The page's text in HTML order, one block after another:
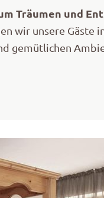
Träumen und
wir unsere Gäste
gemütlichen